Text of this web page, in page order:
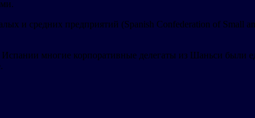
и средних предприятий (Spanish Confederation of Small
многие корпоративные делегаты из Шаньси были